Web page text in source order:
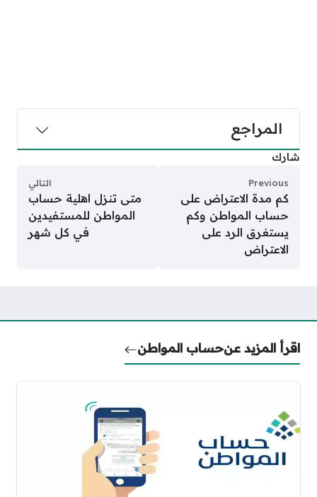
المراجع
شارك
Previous
كم مدة الاعتراض على
حساب المواطن وكم
يستغرق الرد على
الاعتراض
التالي
متى تنزل اهلية حساب
المواطن للمستفيدين
في كل شهر
اقرأ المزيد عنحساب المواطن